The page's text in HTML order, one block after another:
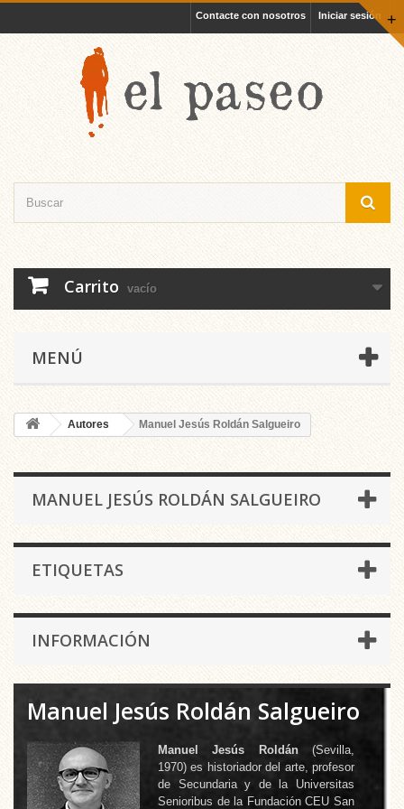
+
Iniciar sesión
Contacte con nosotros
Carrito vacío
MENÚ
Autores Manuel Jesús Roldán Salgueiro
MANUEL JESÚS ROLDÁN SALGUEIRO
ETIQUETAS
INFORMACIÓN
Manuel Jesús Roldán Salgueiro
Manuel Jesús Roldán (Sevilla,
1970) es historiador del arte, profesor
de Secundaria y de la Universitas
Senioribus de la Fundación CEU San